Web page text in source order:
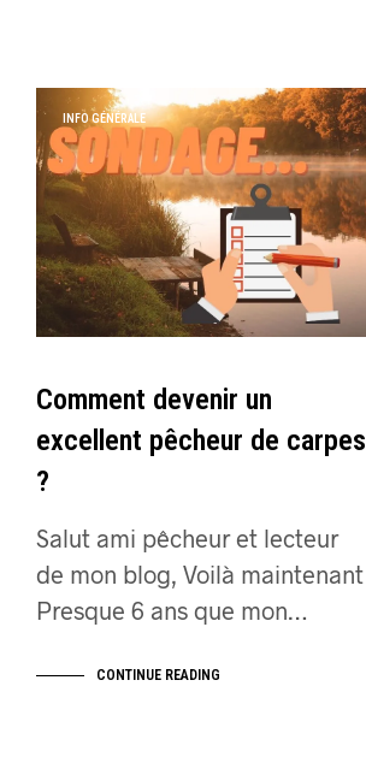
INFO GÉNÉRALE
Comment devenir un
excellent pêcheur de carpes
?
Salut ami pêcheur et lecteur
de mon blog, Voilà maintenant
Presque 6 ans que mon…
CONTINUE READING